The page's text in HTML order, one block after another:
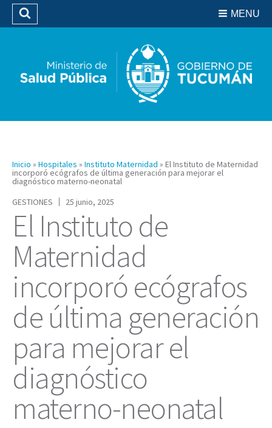
Biblioteca
MENU
Buscar
Inicio » Hospitales » Instituto Maternidad » El Instituto de Maternidad
incorporó ecógrafos de última generación para mejorar el
diagnóstico materno-neonatal
GESTIONES
25 junio, 2025
El Instituto de
Maternidad
incorporó ecógrafos
de última generación
para mejorar el
diagnóstico
materno-neonatal